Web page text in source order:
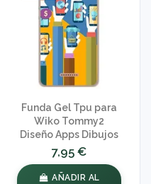
Funda Gel Tpu para
Wiko Tommy2
Diseño Apps Dibujos
7,95 €
AÑADIR AL